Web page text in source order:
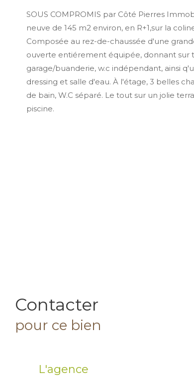
SOUS COMPROMIS par Côté Pierres
neuve de 145 m2 environ, en R+1,sur la
Composée au rez-de-chaussée d'une
ouverte entiérement équipée, donnant sur
garage/buanderie, w.c indépendant, ainsi
dressing et salle d'eau. À l'étage, 3 belles
de bain, W.C séparé. Le tout sur un jolie
piscine.
Contacter
pour ce bien
L'agence